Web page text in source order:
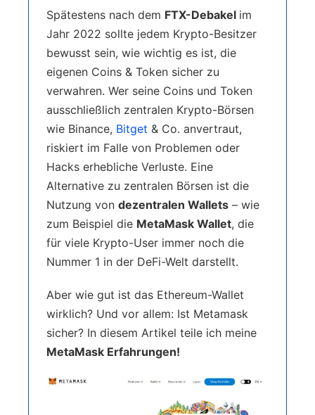
Spätestens nach dem FTX-Debakel im
Jahr 2022 sollte jedem Krypto-Besitzer
bewusst sein, wie wichtig es ist, die
eigenen Coins & Token sicher zu
verwahren. Wer seine Coins und Token
ausschließlich zentralen Krypto-Börsen
wie Binance, Bitget & Co. anvertraut,
riskiert im Falle von Problemen oder
Hacks erhebliche Verluste. Eine
Alternative zu zentralen Börsen ist die
Nutzung von dezentralen Wallets – wie
zum Beispiel die MetaMask Wallet, die
für viele Krypto-User immer noch die
Nummer 1 in der DeFi-Welt darstellt.
Aber wie gut ist das Ethereum-Wallet
wirklich? Und vor allem: Ist Metamask
sicher? In diesem Artikel teile ich meine
MetaMask Erfahrungen!